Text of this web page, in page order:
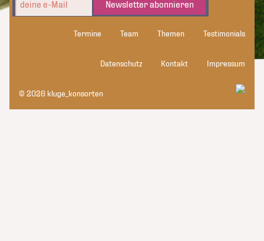
Newsletter abonnieren
Termine Team Themen Testimonials
Datenschutz Kontakt Impressum
© 2026 kluge_konsorten